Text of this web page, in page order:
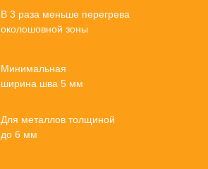
Минимальная
ширина шва 5 мм
Для металлов толщиной
до 6 мм
В 3 раза меньше перегрева
околошовной зоны